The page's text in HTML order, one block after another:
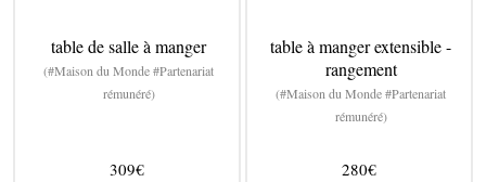
table de salle à manger
(#Maison du Monde #Partenariat
rémunéré)
309€
table à manger extensible -
rangement
(#Maison du Monde #Partenariat
rémunéré)
280€